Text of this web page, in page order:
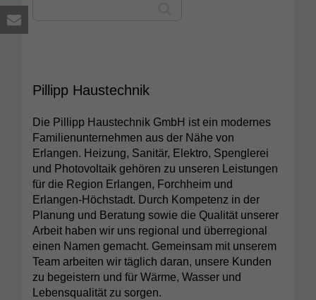
Pillipp Haustechnik
Die Pillipp Haustechnik GmbH ist ein modernes
Familienunternehmen aus der Nähe von
Erlangen. Heizung, Sanitär, Elektro, Spenglerei
und Photovoltaik gehören zu unseren Leistungen
für die Region Erlangen, Forchheim und
Erlangen-Höchstadt. Durch Kompetenz in der
Planung und Beratung sowie die Qualität unserer
Arbeit haben wir uns regional und überregional
einen Namen gemacht. Gemeinsam mit unserem
Team arbeiten wir täglich daran, unsere Kunden
zu begeistern und für Wärme, Wasser und
Lebensqualität zu sorgen.